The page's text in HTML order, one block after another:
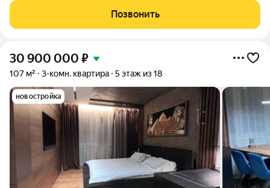
функциональным планировочным решением: зона кухни
гостиной 20 м2, изолированной
Позвонить
30 900 000 ₽
107 м² 3-комн. квартира 5 этаж из 18
новостройка